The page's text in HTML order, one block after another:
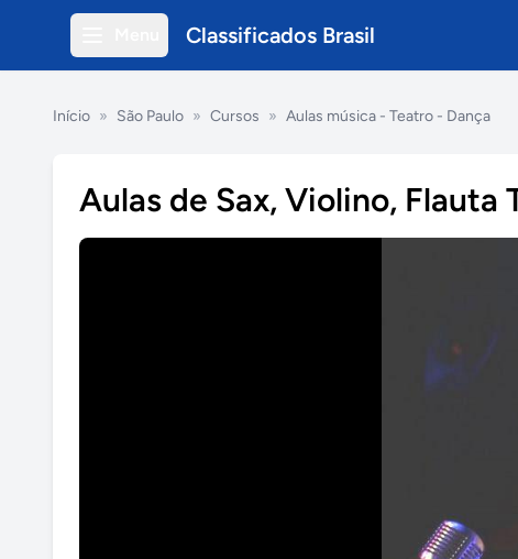
Classificados Brasil
Início » São Paulo » Cursos » Aulas música - Teatro - Dança
Aulas de Sax, Violino, Flauta